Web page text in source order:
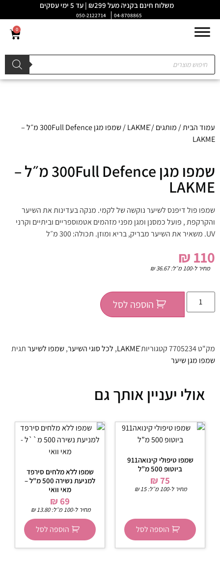
משלוח חינם בקניה מעל ₪299 | עד 5 ימי עסקים
04-8708865
050-2122714
0
עמוד הבית/מותגים/
LAKMĒ
/ שמפו מגן 300Full Defence מ״ל –
LAKME
שמפו מגן 300Full Defence מ״ל –
LAKME
שמפו פול דיפנס לשיער נוקשה של לקמי. מנקה בעדינות את השיער
והקרקפת , פועל כמסנן ומגן מפני מזהמים אטמוספריים וביתיים וקרני
UV. משאיר את השיער מבריק, בריא ומוזן. תכולה: 300 מ״ל
₪ 110
מחיר ל-100 מ״ל: ₪36.67
הוספה לסל
מק"ט7705234קטגוריותLAKMĒ
,לכל סוגי השיער,שמפו לשיערתגית
שמפו מגן שיער
אולי יעניין אותך גם
שמפו טיפולי קינואה911
ביוטופ 500 מ”ל
₪ 75
מחיר ל-100 מ״ל: ₪15
הוספה לסל
שמפו ללא מלחים סירפד
למניעת נשירה 500 מ"ל –
מאי וואי
₪69
מחיר ל-100 מ״ל: ₪13.80
הוספה לסל